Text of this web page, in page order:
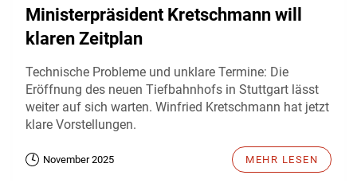
Ministerpräsident Kretschmann will
klaren Zeitplan
Technische Probleme und unklare Termine: Die
Eröffnung des neuen Tiefbahnhofs in Stuttgart lässt
weiter auf sich warten. Winfried Kretschmann hat jetzt
klare Vorstellungen.
November 2025 MEHR LESEN